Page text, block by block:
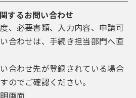
更手続を行ってください。
は、利用者が登録したメー
Ｌを送信します。利用者
されているＵＲＬにアクセ
録を行います。
にて登録された情報は、構
れます。
登録した利用者情報を使用
するお問い合わせ
、必要書類、入力内容、申請可
合わせは、手続き担当部門へ直
合わせ先が登録されている場合
のでご確認ください。